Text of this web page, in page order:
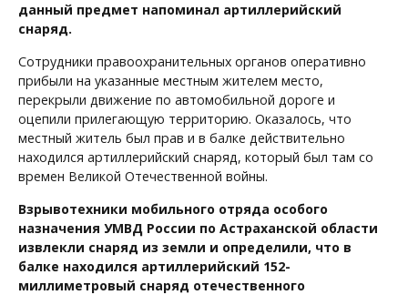
данный предмет напоминал артиллерийский
снаряд.
Сотрудники правоохранительных органов оперативно
прибыли на указанные местным жителем место,
перекрыли движение по автомобильной дороге и
оцепили прилегающую территорию. Оказалось, что
местный житель был прав и в балке действительно
находился артиллерийский снаряд, который был там со
времен Великой Отечественной войны.
Взрывотехники мобильного отряда особого
назначения УМВД России по Астраханской области
извлекли снаряд из земли и определили, что в
балке находился артиллерийский 152-
миллиметровый снаряд отечественного